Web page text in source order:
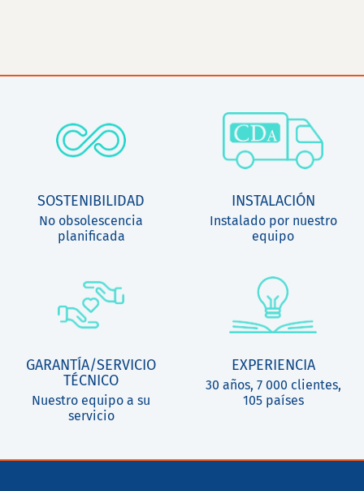
SOSTENIBILIDAD
No obsolescencia
planificada
INSTALACIÓN
Instalado por nuestro
equipo
GARANTÍA/SERVICIO
TÉCNICO
Nuestro equipo a su
servicio
EXPERIENCIA
30 años, 7 000 clientes,
105 países